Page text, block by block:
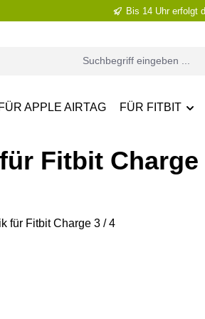
Bis 14 Uhr erfolgt
FÜR APPLE AIRTAG FÜR FITBIT
Fitbit Charge